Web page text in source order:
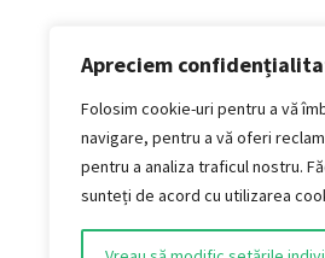
Apreciem
Folosim cookie-uri pentru a vă
navigare, pentru a vă oferi
pentru a analiza traficul nostru.
sunteți de acord cu utilizarea
Politică de
Termeni si conditii
Politica de cookies
Politica de livrare
Politica de plată
Formular Retur